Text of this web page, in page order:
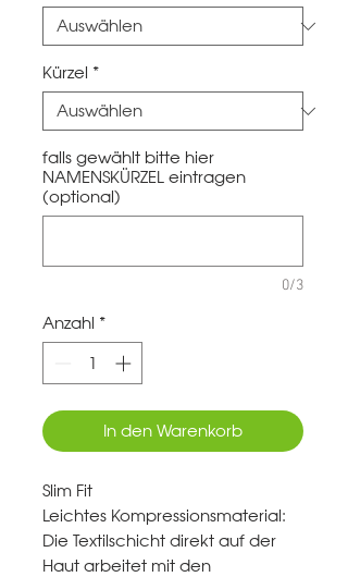
Kürzel *
falls gewählt bitte hier
NAMENSKÜRZEL eintragen
(optional)
0/3
Anzahl *
In den Warenkorb
Slim Fit
Leichtes Kompressionsmaterial:
Die Textilschicht direkt auf der
Haut arbeitet mit den